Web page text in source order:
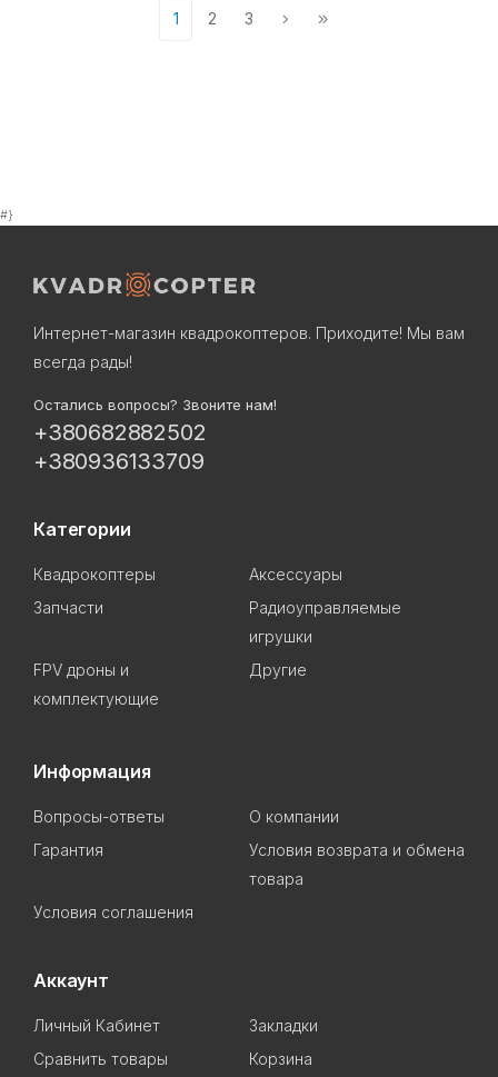
1 2 3
#}
Интернет-магазин квадрокоптеров. Приходите! Мы вам
всегда рады!
Остались вопросы? Звоните нам!
+380682882502
+380936133709
Категории
Квадрокоптеры
Аксессуары
Запчасти
Радиоуправляемые
игрушки
FPV дроны и
комплектующие
Другие
Информация
Вопросы-ответы
О компании
Гарантия
Условия возврата и обмена
товара
Условия соглашения
Аккаунт
Личный Кабинет
Закладки
Сравнить товары
Корзина